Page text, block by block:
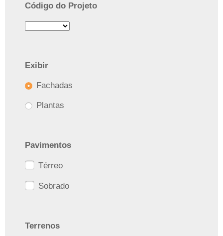
Código do Projeto
Exibir
Fachadas
Plantas
Pavimentos
Térreo
Sobrado
Terrenos